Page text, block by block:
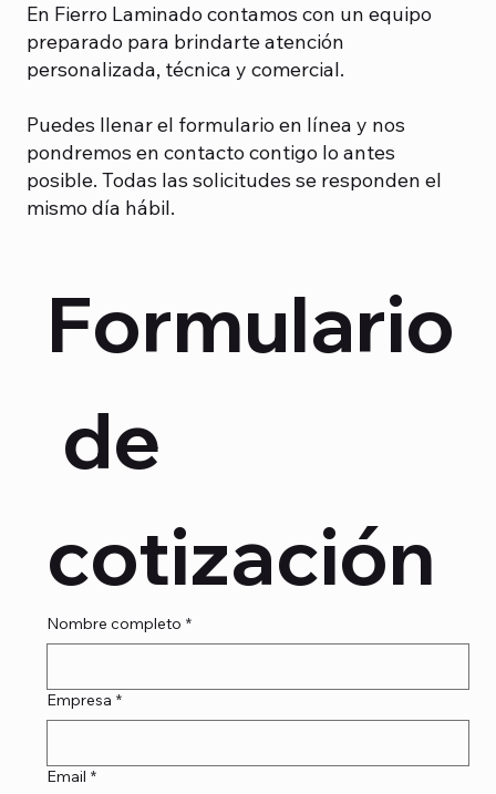
En Fierro Laminado contamos con un equipo
preparado para brindarte atención
personalizada, técnica y comercial.
Puedes llenar el formulario en línea y nos
pondremos en contacto contigo lo antes
posible. Todas las solicitudes se responden el
mismo día hábil.
Formulario
de
cotización
Nombre completo *
Empresa *
Email *